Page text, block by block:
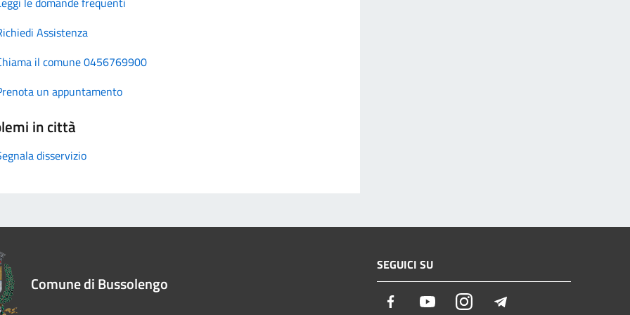
Assistenza
il comune 0456769900
un appuntamento
in città
disservizio
Comune di Bussolengo
SEGUICI SU
Facebook YoutubeInstagram